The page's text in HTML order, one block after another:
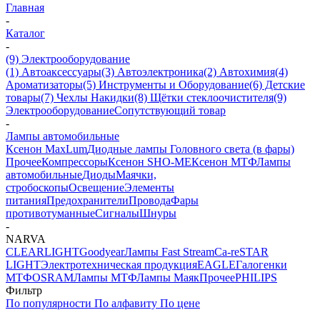
Главная
-
Каталог
-
(9) Электрооборудование
(1) Автоаксессуары(3) Автоэлектроника(2) Автохимия(4)
Ароматизаторы(5) Инструменты и Оборудование(6) Детские
товары(7) Чехлы Накидки(8) Щётки стеклоочистителя(9)
ЭлектрооборудованиеСопутствующий товар
-
Лампы автомобильные
Ксенон MaxLumДиодные лампы Головного света (в фары)
ПрочееКомпрессорыКсенон SHO-MEКсенон МТФЛампы
автомобильныеДиодыМаячки,
стробоскопыОсвещениеЭлементы
питанияПредохранителиПроводаФары
противотуманныеСигналыШнуры
-
NARVA
CLEARLIGHTGoodyearЛампы Fast StreamCa-reSTAR
LIGHTЭлектротехническая продукцияEAGLEГалогенки
МТФOSRAMЛампы МТФЛампы МаякПрочееPHILIPS
Фильтр
По популярности По алфавиту По цене